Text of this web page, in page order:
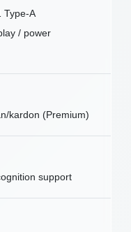
Type-A
/ power
kardon (Premium)
support